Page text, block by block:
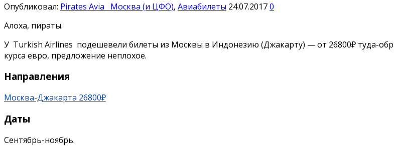
Опубликовал: Pirates Avia Москва (и ЦФО), Авиабилеты 24.07.20170
Алоха, пираты.
У Turkish Airlines подешевели билеты из Москвы в Индонезию (Джакарту) — от 26800₽ туда-
курса евро, предложение неплохое.
Направления
Москва-Джакарта 26800₽
Даты
Сентябрь-ноябрь.